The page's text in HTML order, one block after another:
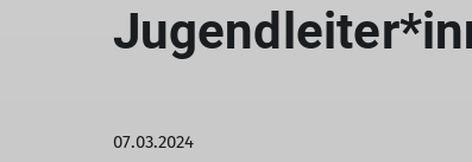
07.03.2024